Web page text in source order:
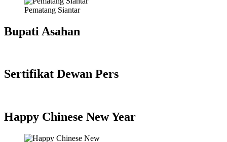
Pematang Siantar
Bupati Asahan
Sertifikat Dewan Pers
Happy Chinese New Year